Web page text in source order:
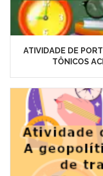
ATIVIDADE DE
TÔNICOS